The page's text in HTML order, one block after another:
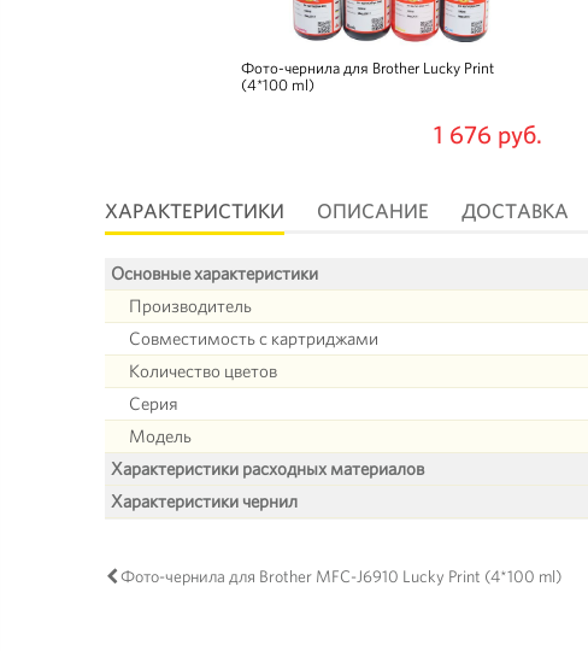
Фото-чернила для Brother Lucky Print
(4*100 ml)
1 676 руб.
ХАРАКТЕРИСТИКИ ОПИСАНИЕ ДОСТАВКА
Основные характеристики
Производитель
Совместимость с картриджами
Количество цветов
Серия
Модель
Характеристики расходных материалов
Характеристики чернил
Фото-чернила для Brother MFC-J6910 Lucky Print (4*100 ml)